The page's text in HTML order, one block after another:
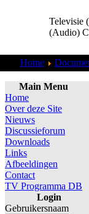
Televisie
(Audio)
Home
Main Menu
Home
Over deze Site
Nieuws
Discussieforum
Downloads
Links
Afbeeldingen
Contact
TV Programma DB
Login
Gebruikersnaam